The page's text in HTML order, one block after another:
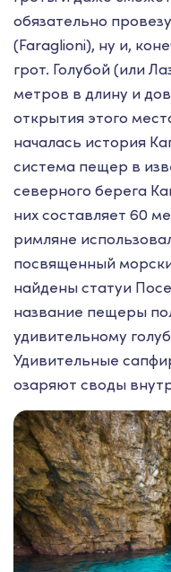
обязательно
(Faraglioni), ну и,
грот. Голубой (или
метров в длину и
открытия этого
началась история
система пещер в
северного берега
них составляет 60
римляне
посвященный
найдены статуи
название пещеры
удивительному
Удивительные
озаряют своды